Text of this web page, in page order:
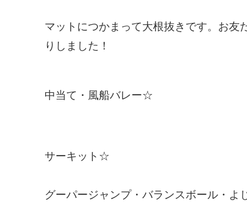
マットにつかまって大根抜きです。お友
りしました！
中当て・風船バレー☆
サーキット☆
グーパージャンプ・バランスボール・よ